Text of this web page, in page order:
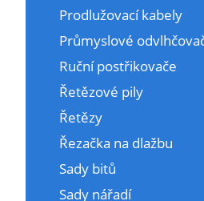
Prodlužovací kabely
Průmyslové
Ruční postřikovače
Řetězové pily
Řetězy
Řezačka na dlažbu
Sady bitů
Sady nářadí